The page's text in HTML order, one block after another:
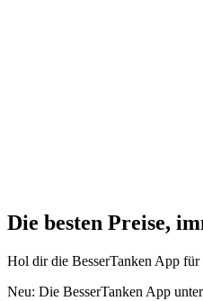
Die besten Preise,
Hol dir die BesserTanken App für
Neu: Die BesserTanken App